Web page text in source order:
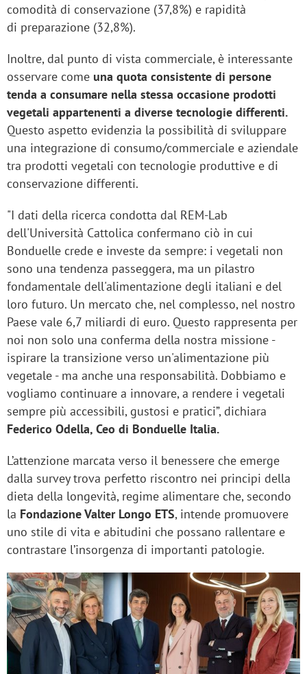
comodità di conservazione (37,8%) e rapidità
di preparazione (32,8%).
Inoltre, dal punto di vista commerciale, è interessante
osservare come una quota consistente di persone
tenda a consumare nella stessa occasione prodotti
vegetali appartenenti a diverse tecnologie differenti.
Questo aspetto evidenzia la possibilità di sviluppare
una integrazione di consumo/commerciale e aziendale
tra prodotti vegetali con tecnologie produttive e di
conservazione differenti.
"I dati della ricerca condotta dal REM-Lab
dell'Università Cattolica confermano ciò in cui
Bonduelle crede e investe da sempre: i vegetali non
sono una tendenza passeggera, ma un pilastro
fondamentale dell'alimentazione degli italiani e del
loro futuro. Un mercato che, nel complesso, nel nostro
Paese vale 6,7 miliardi di euro. Questo rappresenta per
noi non solo una conferma della nostra missione -
ispirare la transizione verso un'alimentazione più
vegetale - ma anche una responsabilità. Dobbiamo e
vogliamo continuare a innovare, a rendere i vegetali
sempre più accessibili, gustosi e pratici”, dichiara
Federico Odella, Ceo di Bonduelle Italia.
L’attenzione marcata verso il benessere che emerge
dalla survey trova perfetto riscontro nei principi della
dieta della longevità, regime alimentare che, secondo
la Fondazione Valter Longo ETS, intende promuovere
uno stile di vita e abitudini che possano rallentare e
contrastare l’insorgenza di importanti patologie.